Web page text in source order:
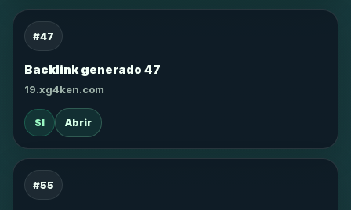
#47
Backlink generado 47
19.xg4ken.com
SI Abrir
#55